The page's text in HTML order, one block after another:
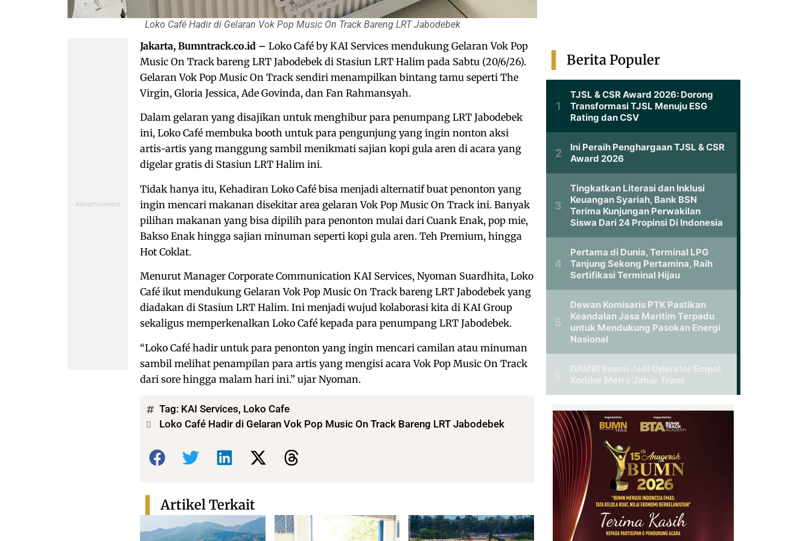
Loko Café Hadir di Gelaran Vok Pop Music On Track Bareng LRT Jabodebek
Jakarta, Bumntrack.co.id – Loko Café by KAI Services mendukung Gelaran Vok Pop
Music On Track bareng LRT Jabodebek di Stasiun LRT Halim pada Sabtu (20/6/26).
Gelaran Vok Pop Music On Track sendiri menampilkan bintang tamu seperti The
Virgin, Gloria Jessica, Ade Govinda, dan Fan Rahmansyah.
Dalam gelaran yang disajikan untuk menghibur para penumpang LRT Jabodebek
ini, Loko Café membuka booth untuk para pengunjung yang ingin nonton aksi
artis-artis yang manggung sambil menikmati sajian kopi gula aren di acara yang
digelar gratis di Stasiun LRT Halim ini.
Tidak hanya itu, Kehadiran Loko Café bisa menjadi alternatif buat penonton yang
ingin mencari makanan disekitar area gelaran Vok Pop Music On Track ini. Banyak
pilihan makanan yang bisa dipilih para penonton mulai dari Cuank Enak, pop mie,
Bakso Enak hingga sajian minuman seperti kopi gula aren. Teh Premium, hingga
Hot Coklat.
Menurut Manager Corporate Communication KAI Services, Nyoman Suardhita, Loko
Café ikut mendukung Gelaran Vok Pop Music On Track bareng LRT Jabodebek yang
diadakan di Stasiun LRT Halim. Ini menjadi wujud kolaborasi kita di KAI Group
sekaligus memperkenalkan Loko Café kepada para penumpang LRT Jabodebek.
“Loko Café hadir untuk para penonton yang ingin mencari camilan atau minuman
sambil melihat penampilan para artis yang mengisi acara Vok Pop Music On Track
dari sore hingga malam hari ini.” ujar Nyoman.
Tag: KAI Services, Loko Cafe
Loko Café Hadir di Gelaran Vok Pop Music On Track Bareng LRT Jabodebek
Bagikan:
Artikel Terkait
Berita Populer